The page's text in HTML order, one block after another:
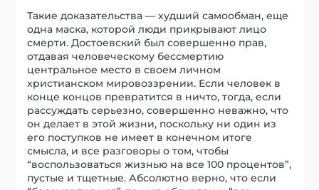
Такие доказательства — худший самообман, еще
одна маска, которой люди прикрывают лицо
смерти. Достоевский был совершенно прав,
отдавая человеческому бессмертию
центральное место в своем личном
христианском мировоззрении. Если человек в
конце концов превратится в ничто, тогда, если
рассуждать серьезно, совершенно неважно, что
он делает в этой жизни, поскольку ни один из
его поступков не имеет в конечном итоге
смысла, и все разговоры о том, чтобы
“воспользоваться жизнью на все 100 процентов”,
пустые и тщетные. Абсолютно верно, что если